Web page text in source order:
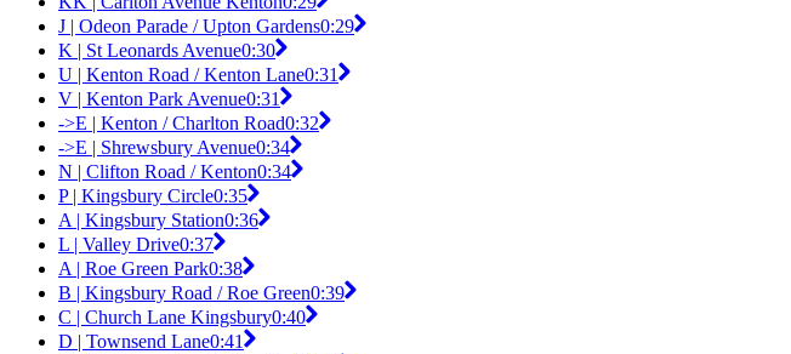
J | Odeon Parade / Upton Gardens0:29
K | St Leonards Avenue0:30
U | Kenton Road / Kenton Lane0:31
V | Kenton Park Avenue0:31
->E | Kenton / Charlton Road0:32
->E | Shrewsbury Avenue0:34
N | Clifton Road / Kenton0:34
P | Kingsbury Circle0:35
A | Kingsbury Station0:36
L | Valley Drive0:37
A | Roe Green Park0:38
B | Kingsbury Road / Roe Green0:39
C | Church Lane Kingsbury0:40
D | Townsend Lane0:41